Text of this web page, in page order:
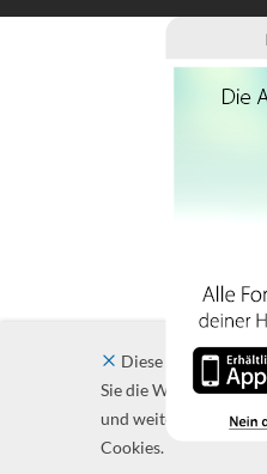
Diese Website
Sie die Website und
und weiter
Cookies.